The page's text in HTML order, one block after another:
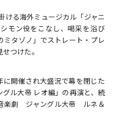
ける海外ミュージカル「ジャニ
モン役をこなし、喝采を浴び
ミタゾノ」でストレート・プレ
つけた。
開催され大盛況で幕を閉じた
ル大帝 レオ編」の再演と、続
楽劇 ジャングル大帝 ルネ＆